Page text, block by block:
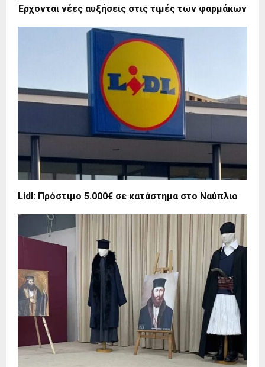
Έρχονται νέες αυξήσεις στις τιμές των φαρμάκων
Lidl: Πρόστιμο 5.000€ σε κατάστημα στο Ναύπλιο